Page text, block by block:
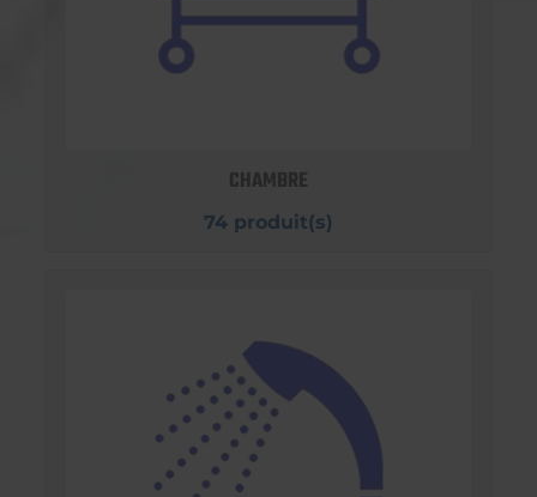
CHAMBRE
74 produit(s)